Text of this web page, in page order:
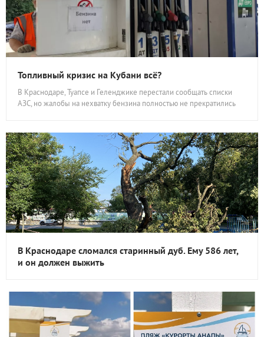
Топливный кризис на Кубани всё?
В Краснодаре, Туапсе и Геленджике перестали сообщать списки
АЗС, но жалобы на нехватку бензина полностью не прекратились
В Краснодаре сломался старинный дуб. Ему 586 лет,
и он должен выжить